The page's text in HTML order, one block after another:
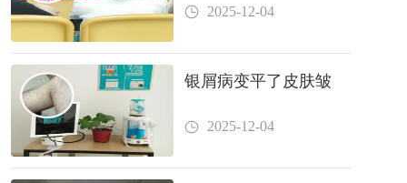
2025-12-04
银屑病变平了皮肤皱
2025-12-04